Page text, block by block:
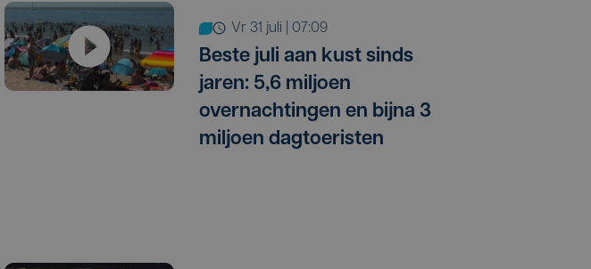
vr 31 juli | 07:09
Beste juli aan kust sinds
jaren: 5,6 miljoen
overnachtingen en bijna 3
miljoen dagtoeristen